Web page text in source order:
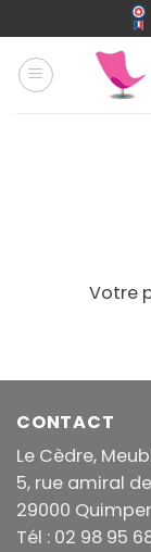
au
contenu
Votre
CONTACT
Le Cèdre,
5, rue amiral
29000 Quimper
Tél : 02 98 95